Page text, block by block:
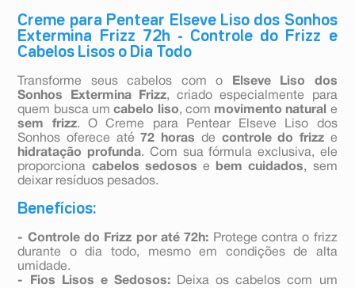
Creme para Pentear Elseve Liso dos Sonhos
Extermina Frizz 72h - Controle do Frizz e
Cabelos Lisos o Dia Todo
Transforme seus cabelos com o
Elseve Liso dos
Sonhos Extermina Frizz, criado especialmente para
quem busca umcabelo liso, com movimento natural
e
sem frizz. O Creme para Pentear Elseve Liso dos
Sonhos oferece até
72 horas de controle do frizze
hidratação
profunda. Com sua fórmula exclusiva, ele
proporciona cabelos sedosos e bem cuidados, sem
deixar resíduos pesados.
Benefícios:
- Controle do Frizz por até 72h: Protege contra o frizz
durante o dia todo, mesmo em condições de alta
umidade.
- Fios Lisos e Sedosos:Deixa os cabelos com um